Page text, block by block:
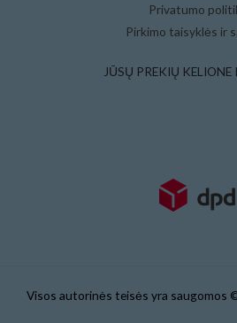
Privatumo
Pirkimo taisyklės ir
JŪSŲ PREKIŲ KELIONE
Visos autorinės teisės yra saugomos